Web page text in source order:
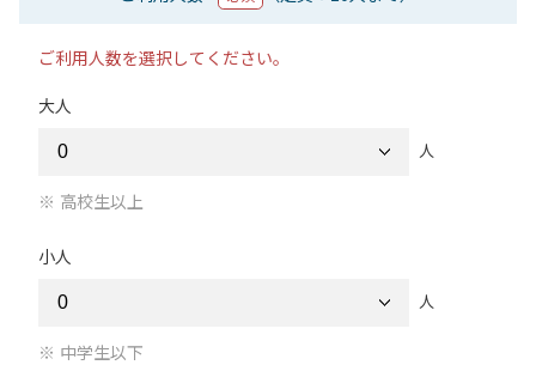
ご利用人数を選択してください。
大人
人
高校生以上
小人
人
中学生以下